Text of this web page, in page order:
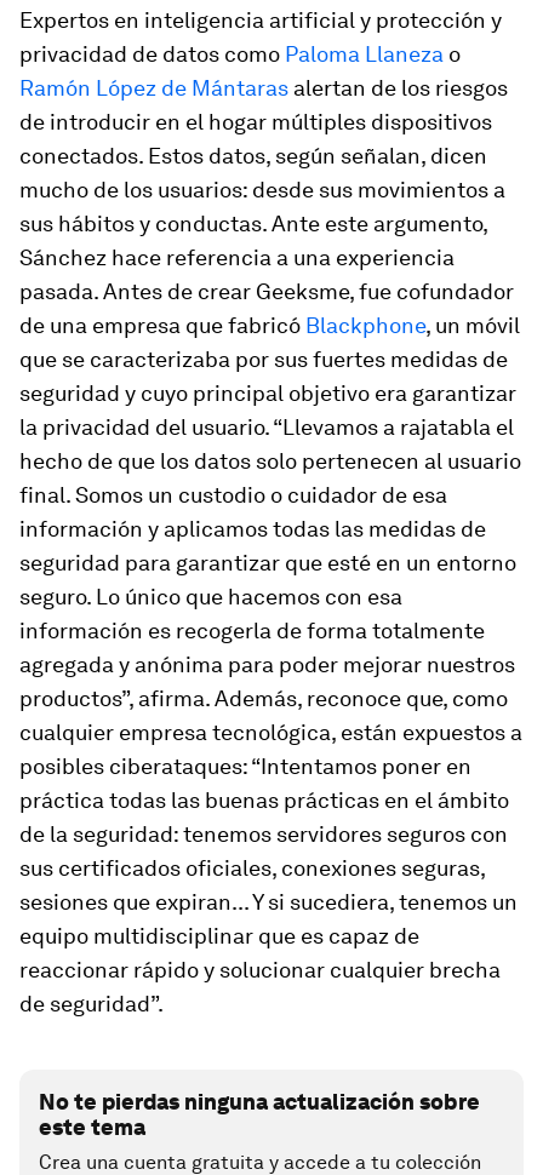
Expertos en inteligencia artificial y protección y
privacidad de datos como Paloma Llaneza o
Ramón López de Mántaras alertan de los riesgos
de introducir en el hogar múltiples dispositivos
conectados. Estos datos, según señalan, dicen
mucho de los usuarios: desde sus movimientos a
sus hábitos y conductas. Ante este argumento,
Sánchez hace referencia a una experiencia
pasada. Antes de crear Geeksme, fue cofundador
de una empresa que fabricó Blackphone, un móvil
que se caracterizaba por sus fuertes medidas de
seguridad y cuyo principal objetivo era garantizar
la privacidad del usuario. “Llevamos a rajatabla el
hecho de que los datos solo pertenecen al usuario
final. Somos un custodio o cuidador de esa
información y aplicamos todas las medidas de
seguridad para garantizar que esté en un entorno
seguro. Lo único que hacemos con esa
información es recogerla de forma totalmente
agregada y anónima para poder mejorar nuestros
productos”, afirma. Además, reconoce que, como
cualquier empresa tecnológica, están expuestos a
posibles ciberataques: “Intentamos poner en
práctica todas las buenas prácticas en el ámbito
de la seguridad: tenemos servidores seguros con
sus certificados oficiales, conexiones seguras,
sesiones que expiran... Y si sucediera, tenemos un
equipo multidisciplinar que es capaz de
reaccionar rápido y solucionar cualquier brecha
de seguridad”.
No te pierdas ninguna actualización sobre
este tema
Crea una cuenta gratuita y accede a tu colección